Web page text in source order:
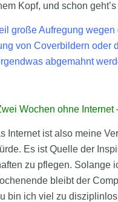
Kopf, und schon
große Aufregung
von Coverbildern oder
abgemahnt
Wochen ohne Internet
Internet ist also meine
Es ist Quelle der
zu pflegen.
bleibt der
bin ich viel zu